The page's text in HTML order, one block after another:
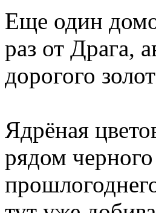
Еще один
раз от Драга,
дорогого
Ядрёная
рядом